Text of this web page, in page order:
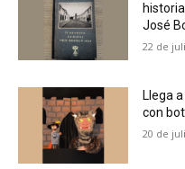
José
22 de
Llega
con
20 de